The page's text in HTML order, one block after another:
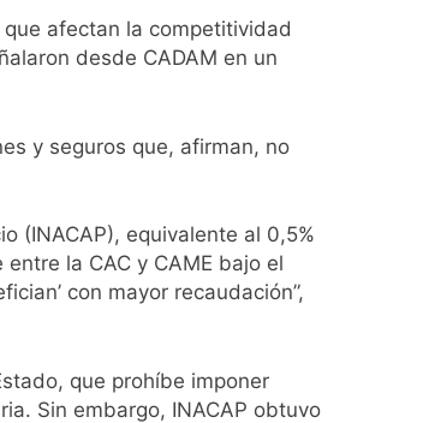
a 1°C
privados
a comisión
afectan la competitividad
desde CADAM en un
y seguros que, afirman, no
(INACAP), equivalente al 0,5%
la CAC y CAME bajo el
con mayor recaudación”,
que prohíbe imponer
Sin embargo, INACAP obtuvo